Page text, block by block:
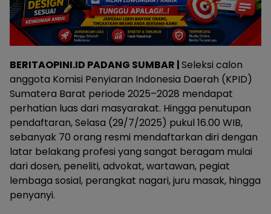
BERITAOPINI.ID PADANG SUMBAR |Seleksi calon
anggota Komisi Penyiaran Indonesia Daerah (KPID)
Sumatera Barat periode 2025–2028 mendapat
perhatian luas dari masyarakat. Hingga penutupan
pendaftaran, Selasa (29/7/2025) pukul 16.00 WIB,
sebanyak 70 orang resmi mendaftarkan diri dengan
latar belakang profesi yang sangat beragam mulai
dari dosen, peneliti, advokat, wartawan, pegiat
lembaga sosial, perangkat nagari, juru masak, hingga
penyanyi.